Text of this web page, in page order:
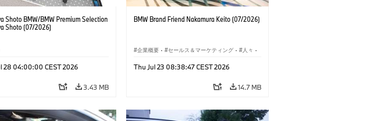
Shoto BMW/BMW Premium Selection
Shoto (07/2026)
28 04:00:00 CEST 2026
3.43 MB
BMW Brand Friend Nakamura Keito (07/2026)
企業概要 · セールス＆マーケティング · 人々 ·
Thu Jul 23 08:38:47 CEST 2026
14.7 MB